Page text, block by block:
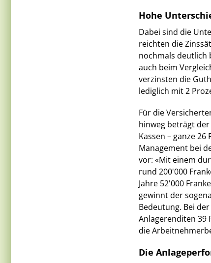
Hohe
Dabei sind die
reichten die
nochmals deutlich
auch beim
verzinsten die
lediglich mit 2
Für die
hinweg beträgt
Kassen – ganze
Management bei
vor: «Mit einem
rund 200'000
Jahre 52'000
gewinnt der
Bedeutung. Bei
Anlagerenditen 39
die
Die